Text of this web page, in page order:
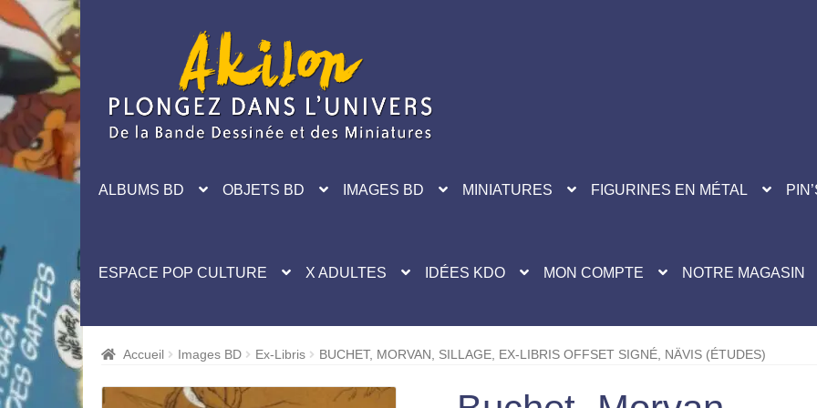
navigation
ALBUMS BD OBJETS BD IMAGES BD MINIATURES FIGURINES EN MÉTAL
ESPACE POP CULTURE X ADULTES IDÉES KDO MON COMPTE NOTRE MAGASIN
Accueil Images BD Ex-Libris BUCHET, MORVAN, SILLAGE, EX-LIBRIS OFFSET SIGNÉ, NÄVIS (ÉTUDES)